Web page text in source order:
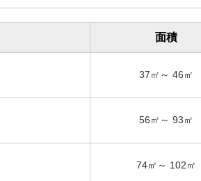
面積
37㎡～ 46㎡
56㎡～ 93㎡
74㎡～ 102㎡